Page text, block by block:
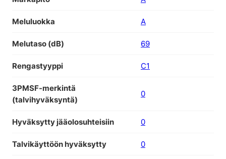
Meluluokka A
Melutaso (dB) 69
Rengastyyppi C1
3PMSF-merkintä
(talvihyväksyntä)
0
Hyväksytty jääolosuhteisiin 0
Talvikäyttöön hyväksytty 0